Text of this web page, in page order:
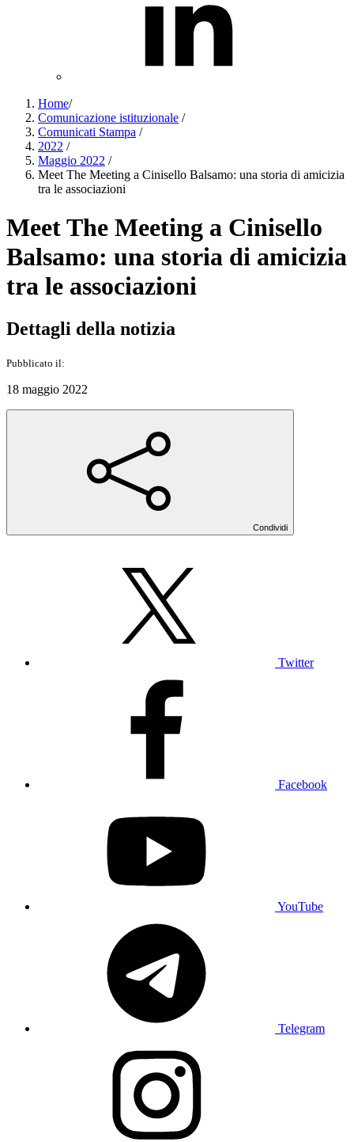
Home/
Comunicazione istituzionale /
Comunicati Stampa /
2022 /
Maggio 2022 /
Meet The Meeting a Cinisello Balsamo: una storia di amicizia
tra le associazioni
Meet The Meeting a Cinisello
Balsamo: una storia di amicizia
tra le associazioni
Dettagli della notizia
Pubblicato il:
18 maggio 2022
Condividi
Twitter
Facebook
YouTube
Telegram